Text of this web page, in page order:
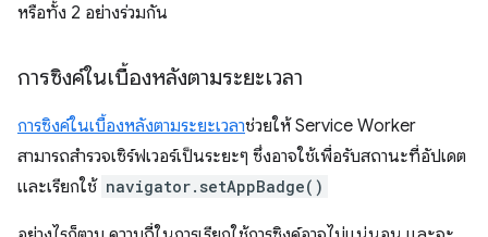
หรือทั้ง 2 อย่างร่วมกัน
การซิงค์ในเบื้องหลังตามระยะเวลา
การซิงค์ในเบื้องหลังตามระยะเวลาช่วยให้ Service Worker
สามารถสำรวจเซิร์ฟเวอร์เป็นระยะๆ ซึ่งอาจใช้เพื่อรับสถานะที่อัปเดต
และเรียกใช้ navigator.setAppBadge()